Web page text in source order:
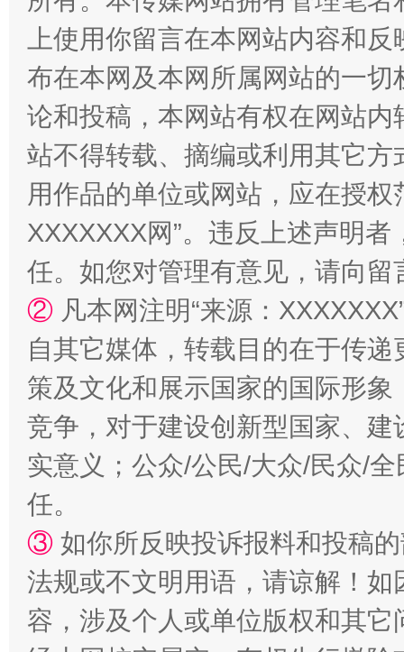
漫山遍野的桃花与雪山、麦地、白藏房
招工难、用工荒背后
上使用你留言在本网站内容和
布在本网及本网所属网站的一
论和投稿，本网站有权在网站
站不得转载、摘编或利用其它
用作品的单位或网站，应在授
XXXXXXX网”。违反上述声明
任。如您对管理有意见，请向
② 凡本网注明“来源：
自其它媒体，转载目的在于传
策及文化和展示国家的国际形
竞争，对于建设创新型国家、
实意义；公众/公民/大众/民众/
任。
③ 如你所反映投诉报料和投稿
法规或不文明用语，请谅解！
容，涉及个人或单位版权和其它